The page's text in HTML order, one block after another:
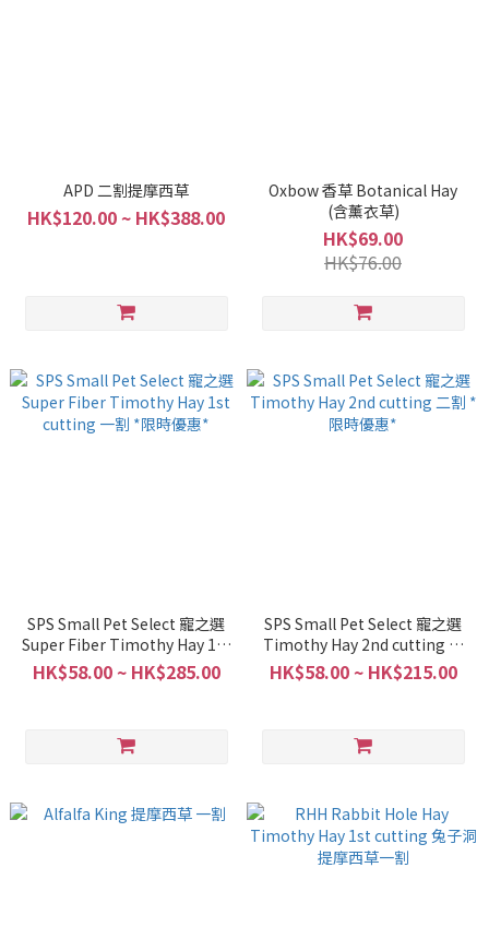
APD 二割提摩西草
HK$120.00 ~ HK$388.00
Oxbow 香草 Botanical Hay
(含薰衣草)
HK$69.00
HK$76.00
SPS Small Pet Select 寵之選
Super Fiber Timothy Hay 1st
cutting 一割 *限時優惠*
HK$58.00 ~ HK$285.00
SPS Small Pet Select 寵之選
Timothy Hay 2nd cutting 二
割 *限時優惠*
HK$58.00 ~ HK$215.00